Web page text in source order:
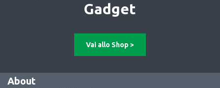
Gadget
Vai allo Shop >
About